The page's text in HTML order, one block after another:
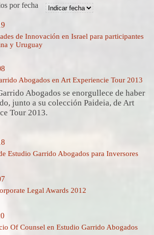
por fecha
de Innovación en Israel para participantes
y Uruguay
Abogados en Art Experiencie Tour 2013
Abogados se enorgullece de haber
junto a su colección Paideia, de Art
Tour 2013.
Estudio Garrido Abogados para Inversores
Legal Awards 2012
Of Counsel en Estudio Garrido Abogados